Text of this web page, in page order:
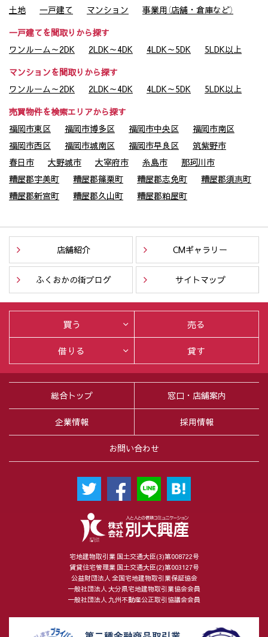
土地
一戸建て マンション
事業用（店舗・倉庫など）
一戸建てを間取りから探す
ワンルーム～2DK
2LDK～4DK 4LDK～5DK
5LDK以上
マンションを間取りから探す
ワンルーム～2DK
2LDK～4DK 4LDK～5DK
5LDK以上
売買物件を検索エリアから探す
福岡市東区
福岡市博多区 福岡市中央区
福岡市南区
福岡市西区
福岡市城南区 福岡市早良区
筑紫野市
春日市
大野城市 大宰府市 糸島市
那珂川市
糟屋郡宇美町
糟屋郡篠栗町 糟屋郡志免町
糟屋郡須惠町
糟屋郡新宮町
糟屋郡久山町 糟屋郡粕屋町
店舗紹介 CMギャラリー
ふくおかの街ブログ サイトマップ
宅地建物取引業 国土交通大臣(3)第008722号
賃貸住宅管理業 国土交通大臣(2)第003127号
公益財団法人 全国宅地建物取引業保証協会
一般社団法人 大分県宅地建物取引業協会会員
一般社団法人 九州不動産公正取引協議会会員
総合トップ 窓口・店舗案内
企業情報 採用情報
お問い合わせ
買う
売る
借りる
貸す